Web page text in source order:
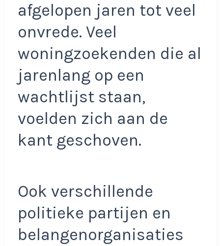
afgelopen jaren tot veel
onvrede. Veel
woningzoekenden die al
jarenlang op een
wachtlijst staan,
voelden zich aan de
kant geschoven.
Ook verschillende
politieke partijen en
belangenorganisaties